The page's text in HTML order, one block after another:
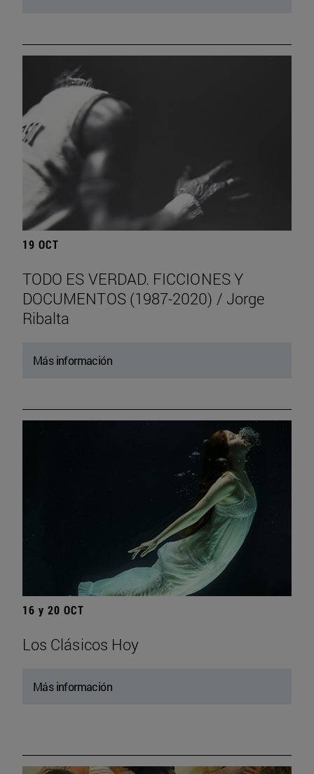
19 OCT
TODO ES VERDAD. FICCIONES Y
DOCUMENTOS (1987-2020) / Jorge
Ribalta
Más información
16 y 20 OCT
Los Clásicos Hoy
Más información